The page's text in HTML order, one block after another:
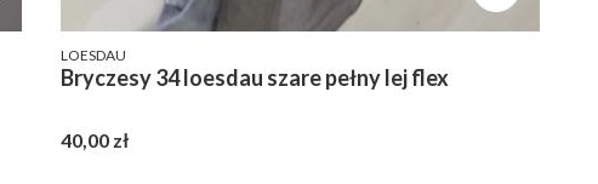
PRODUCENT
LOESDAU
Bryczesy 34 loesdau szare pełny lej flex
Cena
40,00 zł